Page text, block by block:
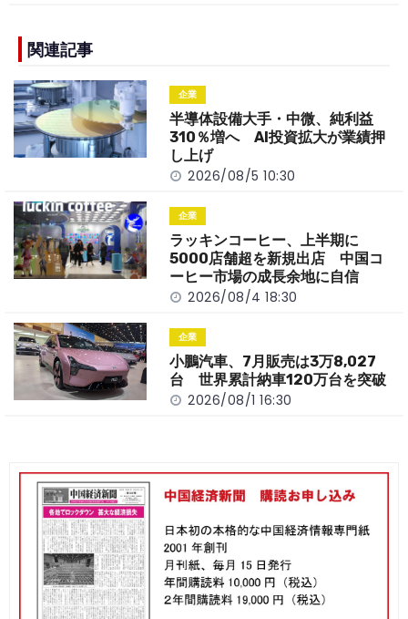
e
b
o
o
k
n
k
関連記事
企業
半導体設備大手・中微、純利益
310％増へ AI投資拡大が業績押
し上げ
2026/08/5 10:30
企業
ラッキンコーヒー、上半期に
5000店舗超を新規出店 中国コ
ーヒー市場の成長余地に自信
2026/08/4 18:30
企業
小鵬汽車、7月販売は3万8,027
台 世界累計納車120万台を突破
2026/08/1 16:30